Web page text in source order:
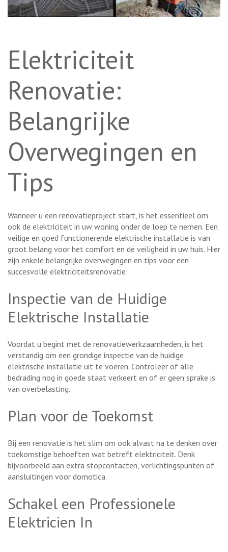
Elektriciteit
Renovatie:
Belangrijke
Overwegingen en
Tips
Wanneer u een renovatieproject start, is het essentieel om
ook de elektriciteit in uw woning onder de loep te nemen. Een
veilige en goed functionerende elektrische installatie is van
groot belang voor het comfort en de veiligheid in uw huis. Hier
zijn enkele belangrijke overwegingen en tips voor een
succesvolle elektriciteitsrenovatie:
Inspectie van de Huidige
Elektrische Installatie
Voordat u begint met de renovatiewerkzaamheden, is het
verstandig om een grondige inspectie van de huidige
elektrische installatie uit te voeren. Controleer of alle
bedrading nog in goede staat verkeert en of er geen sprake is
van overbelasting.
Plan voor de Toekomst
Bij een renovatie is het slim om ook alvast na te denken over
toekomstige behoeften wat betreft elektriciteit. Denk
bijvoorbeeld aan extra stopcontacten, verlichtingspunten of
aansluitingen voor domotica.
Schakel een Professionele
Elektricien In